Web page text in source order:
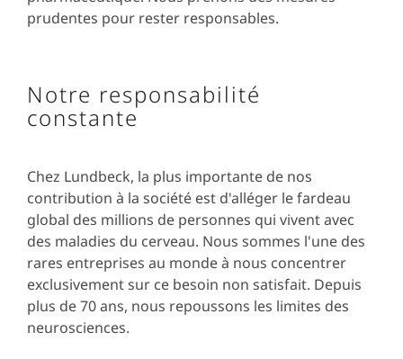
prudentes pour rester responsables.
Notre responsabilité
constante
Chez Lundbeck, la plus importante de nos
contribution à la société est d'alléger le fardeau
global des millions de personnes qui vivent avec
des maladies du cerveau. Nous sommes l'une des
rares entreprises au monde à nous concentrer
exclusivement sur ce besoin non satisfait. Depuis
plus de 70 ans, nous repoussons les limites des
neurosciences.